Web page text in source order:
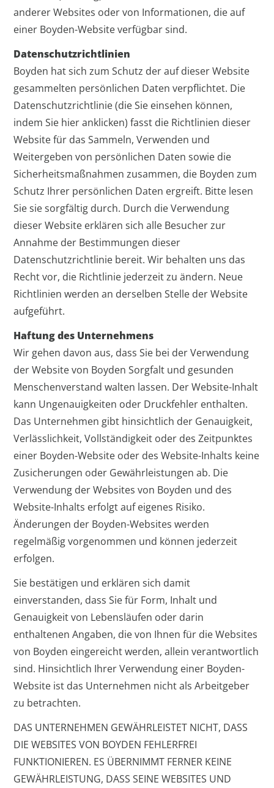
anderer Websites oder von Informationen, die auf
einer Boyden-Website verfügbar sind.
Datenschutzrichtlinien
Boyden hat sich zum Schutz der auf dieser Website
gesammelten persönlichen Daten verpflichtet. Die
Datenschutzrichtlinie (die Sie einsehen können,
indem Sie hier anklicken) fasst die Richtlinien dieser
Website für das Sammeln, Verwenden und
Weitergeben von persönlichen Daten sowie die
Sicherheitsmaßnahmen zusammen, die Boyden zum
Schutz Ihrer persönlichen Daten ergreift. Bitte lesen
Sie sie sorgfältig durch. Durch die Verwendung
dieser Website erklären sich alle Besucher zur
Annahme der Bestimmungen dieser
Datenschutzrichtlinie bereit. Wir behalten uns das
Recht vor, die Richtlinie jederzeit zu ändern. Neue
Richtlinien werden an derselben Stelle der Website
aufgeführt.
Haftung des Unternehmens
Wir gehen davon aus, dass Sie bei der Verwendung
der Website von Boyden Sorgfalt und gesunden
Menschenverstand walten lassen. Der Website-Inhalt
kann Ungenauigkeiten oder Druckfehler enthalten.
Das Unternehmen gibt hinsichtlich der Genauigkeit,
Verlässlichkeit, Vollständigkeit oder des Zeitpunktes
einer Boyden-Website oder des Website-Inhalts keine
Zusicherungen oder Gewährleistungen ab. Die
Verwendung der Websites von Boyden und des
Website-Inhalts erfolgt auf eigenes Risiko.
Änderungen der Boyden-Websites werden
regelmäßig vorgenommen und können jederzeit
erfolgen.
Sie bestätigen und erklären sich damit
einverstanden, dass Sie für Form, Inhalt und
Genauigkeit von Lebensläufen oder darin
enthaltenen Angaben, die von Ihnen für die Websites
von Boyden eingereicht werden, allein verantwortlich
sind. Hinsichtlich Ihrer Verwendung einer Boyden-
Website ist das Unternehmen nicht als Arbeitgeber
zu betrachten.
DAS UNTERNEHMEN GEWÄHRLEISTET NICHT, DASS
DIE WEBSITES VON BOYDEN FEHLERFREI
FUNKTIONIEREN. ES ÜBERNIMMT FERNER KEINE
GEWÄHRLEISTUNG, DASS SEINE WEBSITES UND